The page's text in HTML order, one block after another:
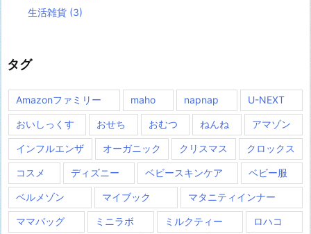
生活雑貨 (3)
タグ
Amazonファミリー maho napnap U-NEXT
おいしっくす おせち おむつ ねんね アマゾン
インフルエンザ オーガニック クリスマス クロックス
コスメ ディズニー ベビースキンケア ベビー服
ベルメゾン マイブック マタニティインナー
ママバッグ ミニラボ ミルクティー ロハコ